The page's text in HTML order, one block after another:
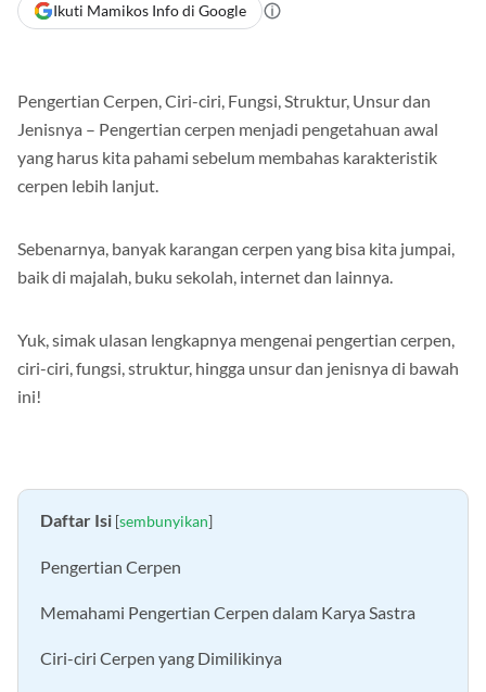
Ikuti Mamikos Info di Google
Pengertian Cerpen, Ciri-ciri, Fungsi, Struktur, Unsur dan
Jenisnya – Pengertian cerpen menjadi pengetahuan awal
yang harus kita pahami sebelum membahas karakteristik
cerpen lebih lanjut.
Sebenarnya, banyak karangan cerpen yang bisa kita jumpai,
baik di majalah, buku sekolah, internet dan lainnya.
Yuk, simak ulasan lengkapnya mengenai pengertian cerpen,
ciri-ciri, fungsi, struktur, hingga unsur dan jenisnya di bawah
ini!
Daftar Isi [sembunyikan]
Pengertian Cerpen
Memahami Pengertian Cerpen dalam Karya Sastra
Ciri-ciri Cerpen yang Dimilikinya